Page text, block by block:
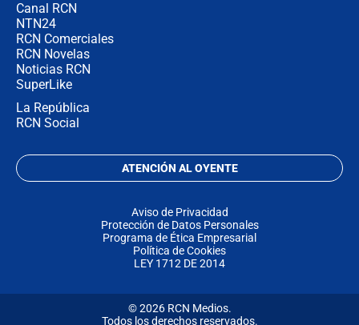
Canal RCN
NTN24
RCN Comerciales
RCN Novelas
Noticias RCN
SuperLike
La República
RCN Social
ATENCIÓN AL OYENTE
Aviso de Privacidad
Protección de Datos Personales
Programa de Ética Empresarial
Política de Cookies
LEY 1712 DE 2014
© 2026 RCN Medios.
Todos los derechos reservados.